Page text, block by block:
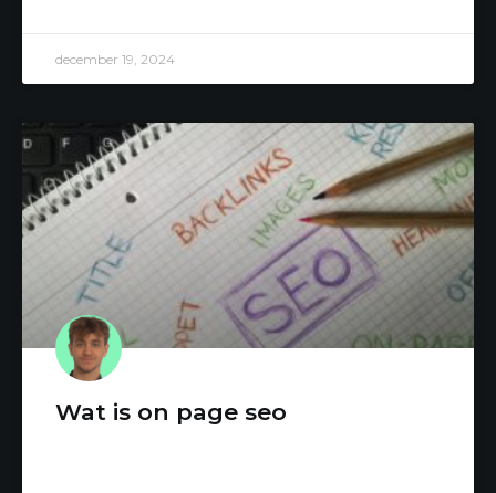
december 19, 2024
Wat is on page seo